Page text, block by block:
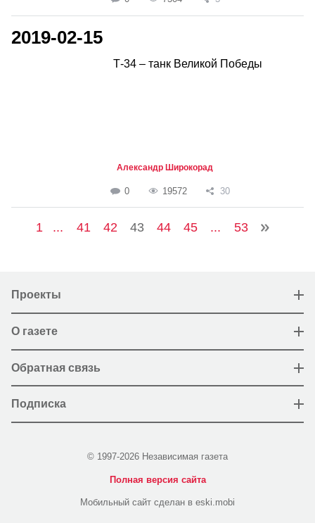
2019-02-15
Т-34 – танк Великой Победы
Александр Широкорад
0 19572 30
1 ... 41 42 43 44 45 ... 53
Проекты
О газете
Обратная связь
Подписка
© 1997-2026 Независимая газета
Полная версия сайта
Мобильный сайт сделан в eski.mobi